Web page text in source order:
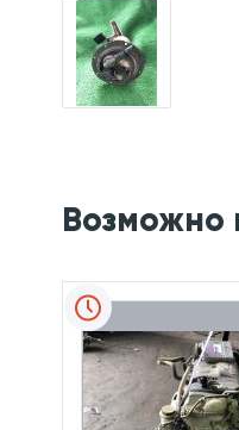
Возможно